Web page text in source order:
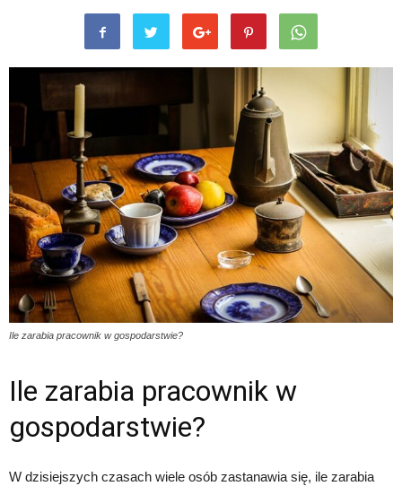
Ile zarabia pracownik w gospodarstwie?
Ile zarabia pracownik w
gospodarstwie?
W dzisiejszych czasach wiele osób zastanawia się, ile zarabia